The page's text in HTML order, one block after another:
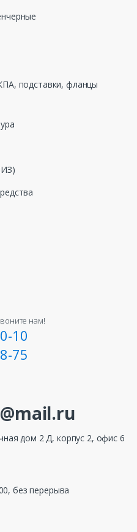
подставки, фланцы
нам!
10
75
дом 2 Д, корпус 2, офис 6
без перерыва